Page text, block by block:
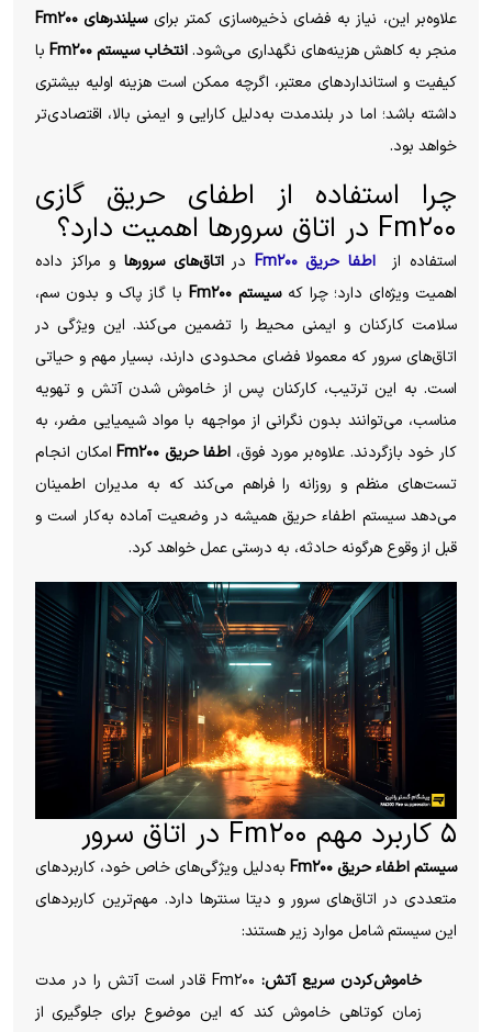
علاوه‌بر این، نیاز به فضای ذخیره‌سازی کمتر برایسیلندرهای Fm۲۰۰
منجر به کاهش هزینه‌های نگهداری می‌شود.انتخاب سیستم Fm۲۰۰
با
کیفیت و استانداردهای معتبر، اگرچه ممکن است هزینه اولیه بیشتری
داشته باشد؛ اما در بلندمدت به‌دلیل کارایی و ایمنی بالا، اقتصادی‌تر
خواهد بود.
چرا استفاده از اطفای حریق گازی
Fm۲۰۰ در اتاق سرورها اهمیت دارد؟
استفاده از اطفا حریق Fm۲۰۰ دراتاق‌های سرورها و مراکز داده
اهمیت ویژه‌ای دارد؛ چرا کهسیستم Fm۲۰۰
با گاز پاک و بدون سم،
سلامت کارکنان و ایمنی محیط را تضمین می‌کند. این ویژگی در
اتاق‌های سرور که معمولا فضای محدودی دارند، بسیار مهم و حیاتی
است. به این ترتیب، کارکنان پس از خاموش شدن آتش و تهویه
مناسب، می‌توانند بدون نگرانی از مواجهه با مواد شیمیایی مضر، به
کار خود بازگردند. علاوه‌بر مورد فوق، اطفا حریق Fm۲۰۰
امکان انجام
تست‌های منظم و روزانه را فراهم می‌کند که به مدیران اطمینان
می‌دهد سیستم اطفاء حریق همیشه در وضعیت آماده به‌کار است و
قبل از وقوع هرگونه حادثه، به درستی عمل خواهد کرد.
۵ کاربرد مهم Fm۲۰۰ در اتاق سرور
سیستم اطفاء حریق Fm۲۰۰
به‌دلیل ویژگی‌های خاص خود، کاربردهای
متعددی در اتاق‌های سرور و دیتا سنترها دارد. مهم‌ترین کاربردهای
این سیستم شامل موارد زیر هستند:
خاموش‌کردن سریع آتش:
Fm۲۰۰ قادر است آتش را در مدت
زمان کوتاهی خاموش کند که این موضوع برای جلوگیری از